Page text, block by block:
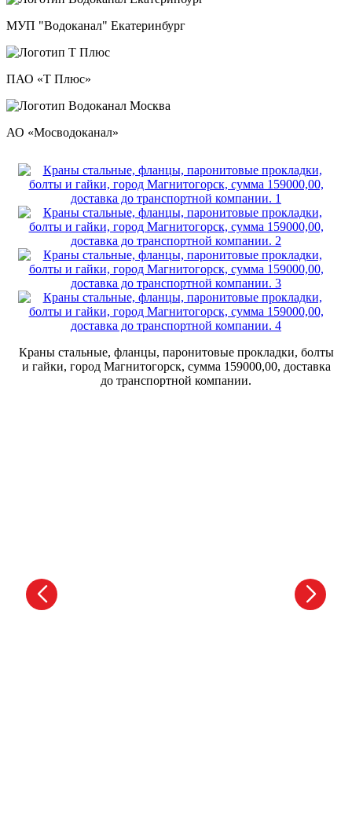
МУП "Водоканал" Екатеринбург
ПАО «Т Плюс»
АО «Мосводоканал»
Краны стальные, фланцы, паронитовые прокладки, болты
и гайки, город Магнитогорск, сумма 159000,00, доставка
до транспортной компании.